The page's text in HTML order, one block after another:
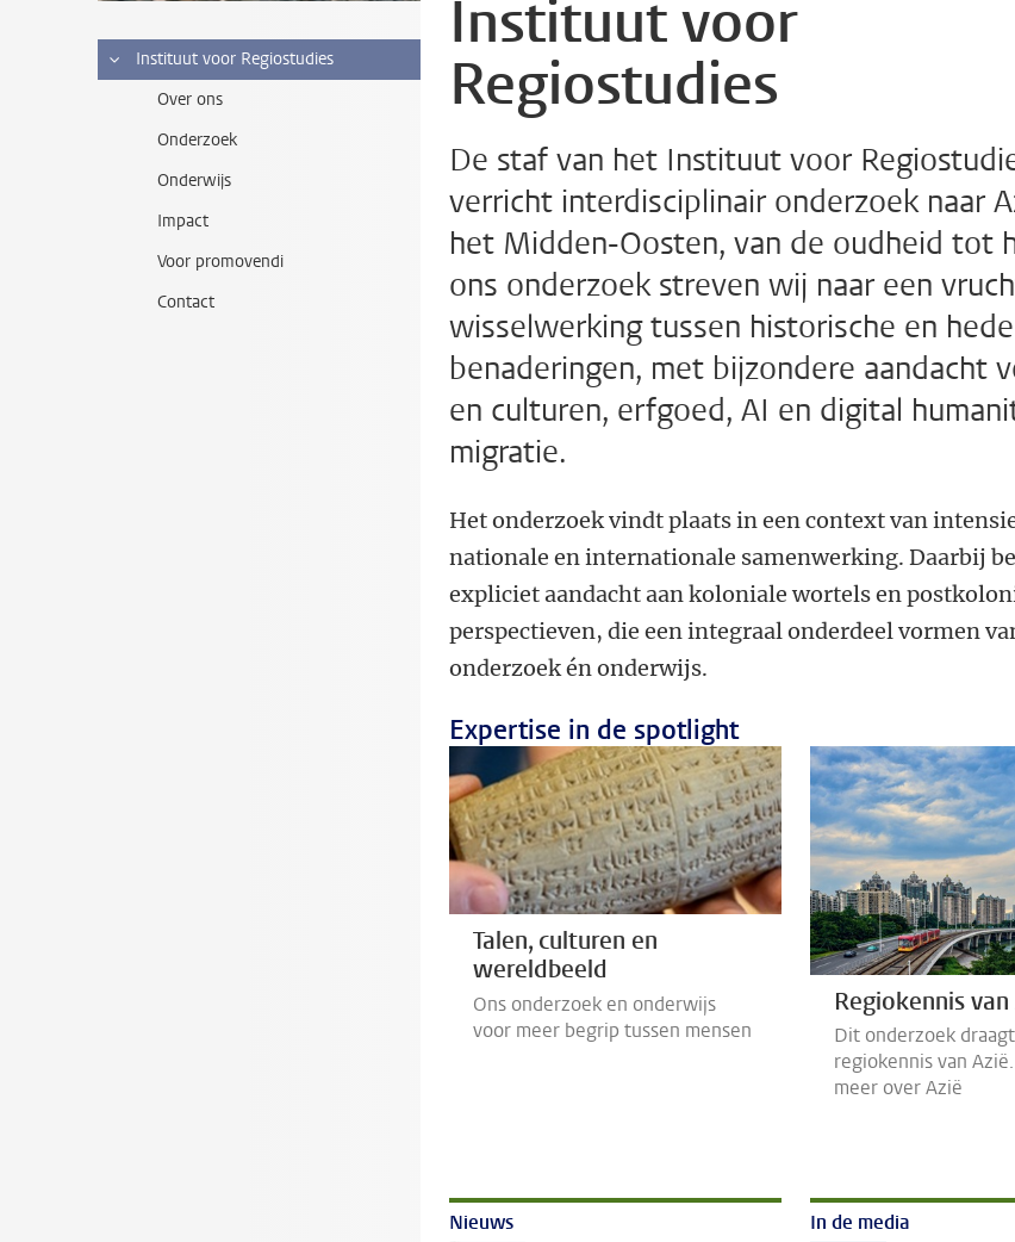
Instituut voor Regiostudies
Over ons
Onderzoek
Onderwijs
Impact
Voor promovendi
Contact
Instituut voor
Regiostudies
De staf van het Instituut voor
verricht interdisciplinair onderzoek naar
het Midden-Oosten, van de oudheid tot
ons onderzoek streven wij naar een
wisselwerking tussen historische en
benaderingen, met bijzondere aandacht
en culturen, erfgoed, AI en digital
migratie.
Het onderzoek vindt plaats in een context van
nationale en internationale samenwerking. Daarbij
expliciet aandacht aan koloniale wortels en
perspectieven, die een integraal onderdeel vormen
onderzoek én onderwijs.
Expertise in de spotlight
Talen, culturen en
wereldbeeld
Ons onderzoek en onderwijs
voor meer begrip tussen mensen
Regiokennis van
Dit onderzoek
regiokennis van
meer over Azië
Nieuws In de media